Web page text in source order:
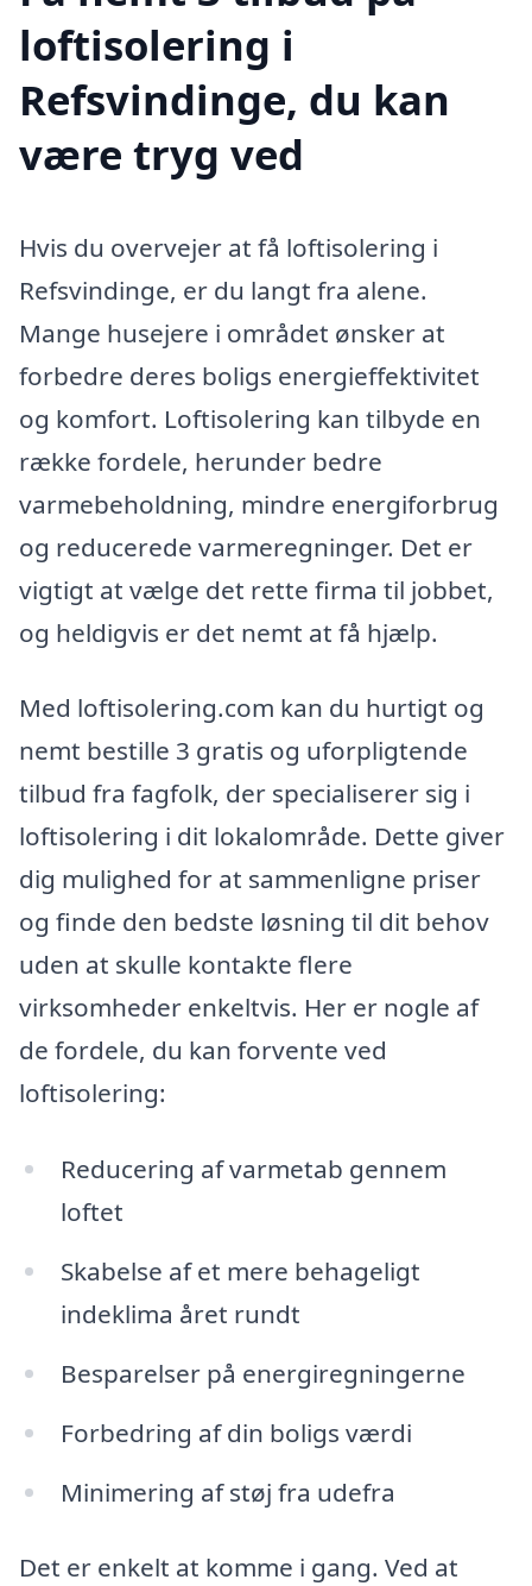
loftisolering i
Refsvindinge, du kan
være tryg ved
Hvis du overvejer at få loftisolering i
Refsvindinge, er du langt fra alene.
Mange husejere i området ønsker at
forbedre deres boligs energieffektivitet
og komfort. Loftisolering kan tilbyde en
række fordele, herunder bedre
varmebeholdning, mindre energiforbrug
og reducerede varmeregninger. Det er
vigtigt at vælge det rette firma til jobbet,
og heldigvis er det nemt at få hjælp.
Med loftisolering.com kan du hurtigt og
nemt bestille 3 gratis og uforpligtende
tilbud fra fagfolk, der specialiserer sig i
loftisolering i dit lokalområde. Dette giver
dig mulighed for at sammenligne priser
og finde den bedste løsning til dit behov
uden at skulle kontakte flere
virksomheder enkeltvis. Her er nogle af
de fordele, du kan forvente ved
loftisolering:
Reducering af varmetab gennem
loftet
Skabelse af et mere behageligt
indeklima året rundt
Besparelser på energiregningerne
Forbedring af din boligs værdi
Minimering af støj fra udefra
Det er enkelt at komme i gang. Ved at